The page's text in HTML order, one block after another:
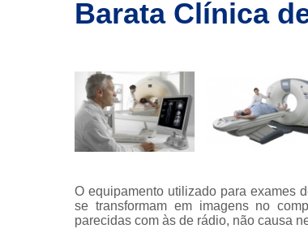
Barata Clínica
O equipamento utilizado para exames
se transformam em imagens no
parecidas com às de rádio, não causa